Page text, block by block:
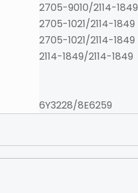
2705-9010/2114-1849
2705-1021/2114-1849
2705-1021/2114-1849
2114-1849/2114-1849
6Y3228/8E6259